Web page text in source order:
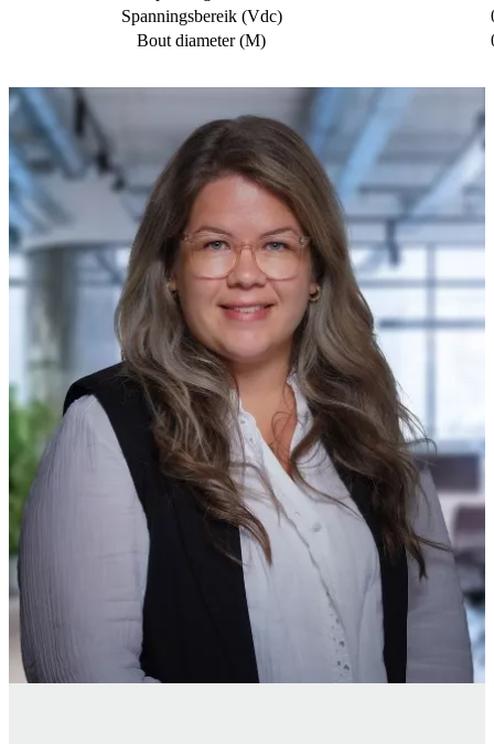
Spanningsbereik (Vdc)
Bout diameter (M)